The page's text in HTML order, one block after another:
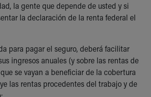
la gente que depende de usted y si
la declaración de la renta federal el
para pagar el seguro, deberá facilitar
ingresos anuales (y sobre las rentas de
se vayan a beneficiar de la cobertura
las rentas procedentes del trabajo y de